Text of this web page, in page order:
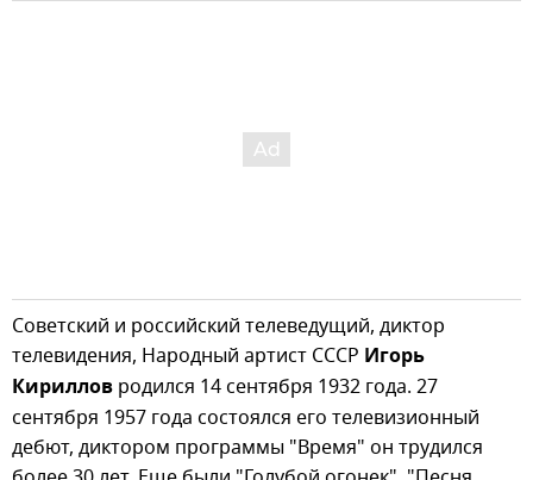
Советский и российский телеведущий, диктор
телевидения, Народный артист СССР Игорь
Кириллов родился 14 сентября 1932 года. 27
сентября 1957 года состоялся его телевизионный
дебют, диктором программы "Время" он трудился